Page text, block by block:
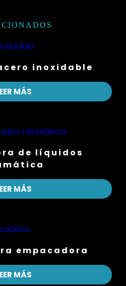
inoxidable
MÁS
de líquidos
MÁS
empacadora
MÁS